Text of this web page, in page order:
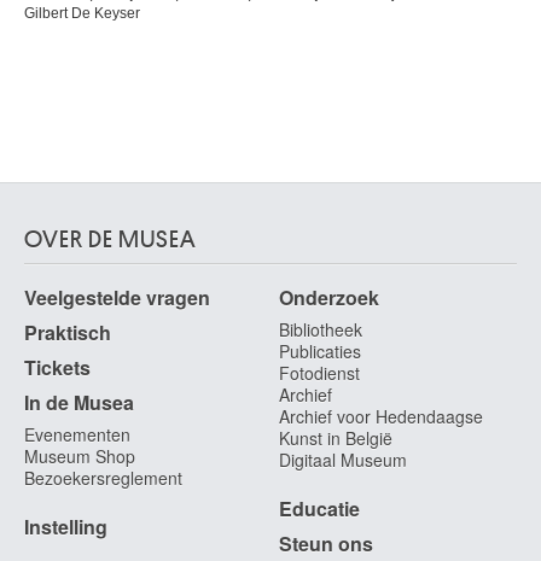
Gilbert De Keyser
OVER DE MUSEA
Veelgestelde vragen
Praktisch
Tickets
In de Musea
Evenementen
Museum Shop
Bezoekersreglement
Instelling
Onderzoek
Bibliotheek
Publicaties
Fotodienst
Archief
Archief voor Hedendaagse
Kunst in België
Digitaal Museum
Educatie
Steun ons